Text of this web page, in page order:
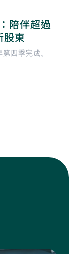
陪伴超過
股東
四季完成。